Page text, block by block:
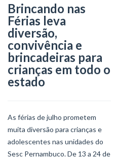
Brincando nas
Férias leva
diversão,
convivência e
brincadeiras para
crianças em todo o
estado
As férias de julho prometem
muita diversão para crianças e
adolescentes nas unidades do
Sesc Pernambuco. De 13 a 24 de